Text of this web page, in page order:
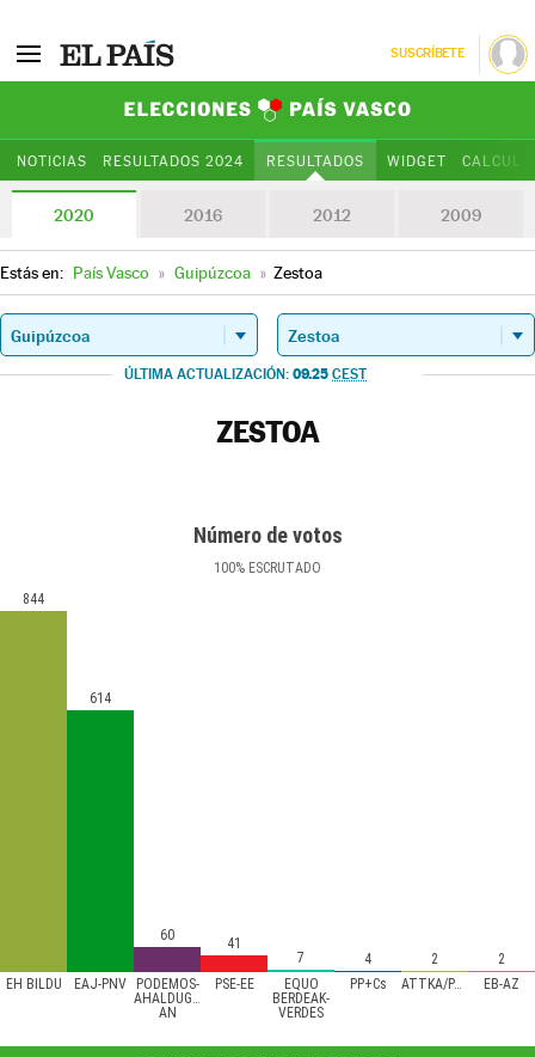
SUSCRÍBETE
NOTICIAS RESULTADOS 2024 RESULTADOS WIDGET
2020 2016 2012 2009
Estás en: País Vasco » Guipúzcoa » Zestoa
ÚLTIMA ACTUALIZACIÓN: 09.25 CEST
ZESTOA
Número de votos
100% ESCRUTADO
EH BILDU EAJ-PNV
PODEMOS-
AHALDUGU/EZKER
AN
PSE-EE
EQUO
BERDEAK-
VERDES
PP+Cs ATTKA/PACMA EB-AZ
844
614
60
41
7
4 2 2